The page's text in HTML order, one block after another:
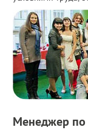
Менеджер